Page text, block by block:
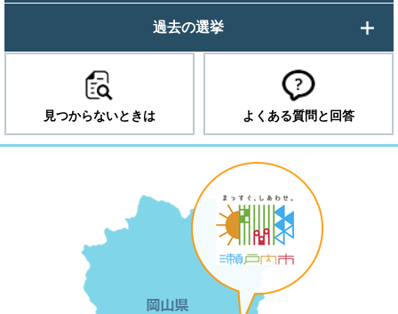
過去の選挙
見つからないときは よくある質問と回答